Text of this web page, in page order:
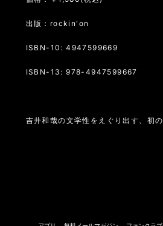
出版：rockin'on
ISBN-10: 4947599669
ISBN-13: 978-4947599667
吉井和哉の文学性をえぐり出す、初の